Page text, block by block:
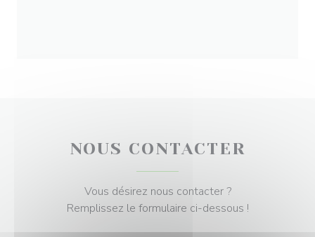
NOUS CONTACTER
Vous désirez nous contacter ?
Remplissez le formulaire ci-dessous !